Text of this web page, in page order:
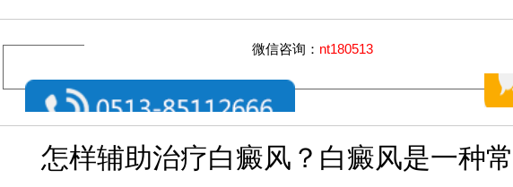
微信咨询： nt180513
怎样辅助治疗白癜风？白癜风是一种